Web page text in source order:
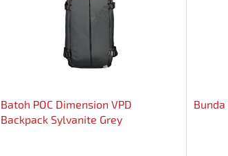
Batoh POC Dimension VPD
Backpack Sylvanite Grey
Bunda